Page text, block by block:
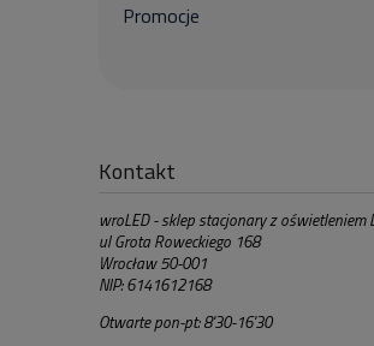
Promocje
Kontakt
wroLED - sklep stacjonary z oświetleniem
ul Grota Roweckiego 168
Wrocław 50-001
NIP: 6141612168
Otwarte pon-pt: 8'30-16'30